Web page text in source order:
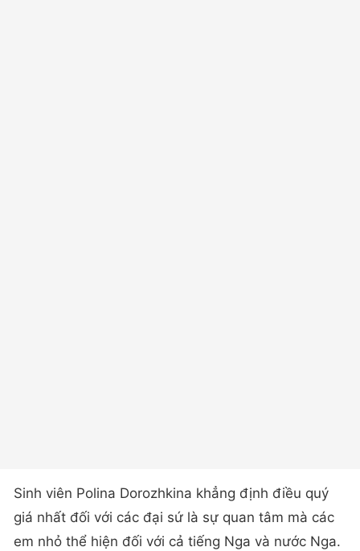
Sinh viên Polina Dorozhkina khẳng định điều quý
giá nhất đối với các đại sứ là sự quan tâm mà các
em nhỏ thể hiện đối với cả tiếng Nga và nước Nga.